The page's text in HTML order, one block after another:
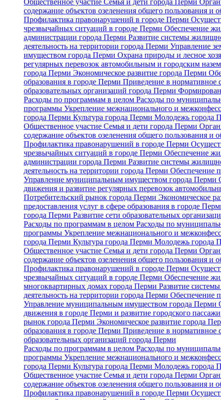
Общественное участие Семья и дети города Перми
содержание объектов озеленения общего пользования и
Профилактика правонарушений в городе Перми
чрезвычайных ситуаций в городе Перми Обеспечение
администрации города Перми Развитие системы
деятельность на территории города Перми Управление
имуществом города Перми Охрана природы и лесное
регулярных перевозок автомобильным и городским
города Перми Экономическое развитие города Перми
образования в городе Перми Приведение в нормативное
образовательных организаций города Перми
Расходы по программам в целом Расходы по
программы Укрепление межнационального и
города Перми Культура города Перми Молодежь города
Общественное участие Семья и дети города Перми
содержание объектов озеленения общего пользования и
Профилактика правонарушений в городе Перми
чрезвычайных ситуаций в городе Перми Обеспечение
администрации города Перми Развитие системы
деятельность на территории города Перми Обеспечение
Управление муниципальным имуществом города Перми
движения и развитие регулярных перевозок
Потребительский рынок города Перми Экономическое
предоставления услуг в сфере образования в городе
города Перми Развитие сети образовательных
Расходы по программам в целом Расходы по
программы Укрепление межнационального и
города Перми Культура города Перми Молодежь города
Общественное участие Семья и дети города Перми
содержание объектов озеленения общего пользования и
Профилактика правонарушений в городе Перми
чрезвычайных ситуаций в городе Перми Обеспечение
многоквартирных домах города Перми Развитие
деятельность на территории города Перми Обеспечение
Управление муниципальным имуществом города Перми
движения в городе Перми и развитие городского
рынок города Перми Экономическое развитие города
образования в городе Перми Приведение в нормативное
образовательных организаций города Перми
Расходы по программам в целом Расходы по
программы Укрепление межнационального и
города Перми Культура города Перми Молодежь города
Общественное участие Семья и дети города Перми
содержание объектов озеленения общего пользования и
Профилактика правонарушений в городе Перми